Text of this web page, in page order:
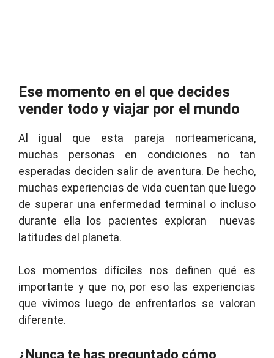
Ese momento en el que decides
vender todo y viajar por el mundo
Al igual que esta pareja norteamericana,
muchas personas en condiciones no tan
esperadas deciden salir de aventura. De hecho,
muchas experiencias de vida cuentan que luego
de superar una enfermedad terminal o incluso
durante ella los pacientes exploran nuevas
latitudes del planeta.
Los momentos difíciles nos definen qué es
importante y que no, por eso las experiencias
que vivimos luego de enfrentarlos se valoran
diferente.
¿Nunca te has preguntado cómo